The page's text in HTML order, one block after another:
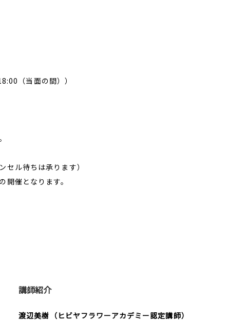
（当面の間））
ル待ちは承ります）
催となります。
講師紹介
渡辺美樹（ヒビヤフラワーアカデミー認定講師）